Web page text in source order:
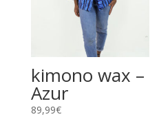
kimono wax –
Azur
89,99€